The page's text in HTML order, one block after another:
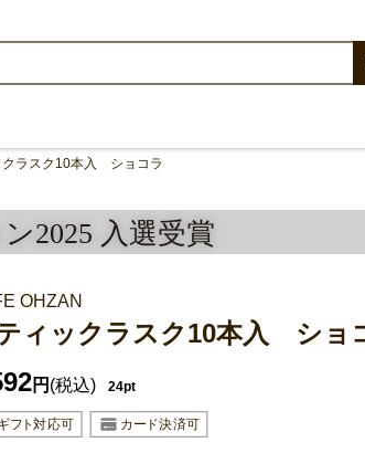
クラスク10本入 ショコラ
2025 入選受賞
OHZAN
ィックラスク10本入 ショ
円 (税込) 24pt